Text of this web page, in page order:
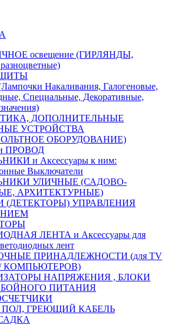
освещение (ГИРЛЯНДЫ,
Накаливания, Галогеновые,
Специальные, Декоративные,
ДОПОЛНИТЕЛЬНЫЕ
УСТРОЙСТВА
ОБОРУДОВАНИЕ)
ПРОВОД
и Аксессуары к ним:
Выключатели
УЛИЧНЫЕ (САДОВО-
АРХИТЕКТУРНЫЕ)
(ДЕТЕКТОРЫ) УПРАВЛЕНИЯ
ЛЕНТА и Аксессуары для
лент
ПРИНАДЛЕЖНОСТИ (для TV
КОМПЬЮТЕРОВ)
НАПРЯЖЕНИЯ , БЛОКИ
ПИТАНИЯ
ГРЕЮЩИЙ КАБЕЛЬ